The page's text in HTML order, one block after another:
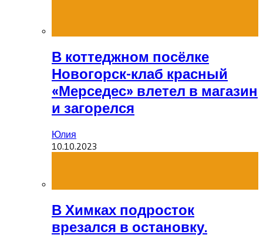
В коттеджном посёлке
Новогорск-клаб красный
«Мерседес» влетел в магазин
и загорелся
Юлия
10.10.2023
В Химках подросток
врезался в остановку.